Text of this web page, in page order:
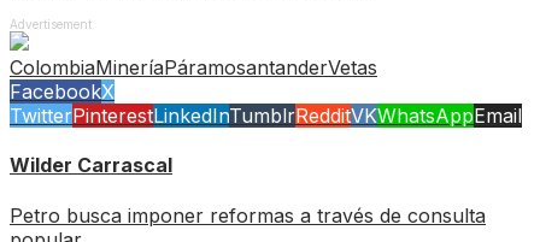
Advertisement
ColombiaMineríaPáramosantanderVetas
FacebookX
TwitterPinterestLinkedInTumblrRedditVKWhatsAppEmail
Wilder Carrascal
Petro busca imponer reformas a través de consulta